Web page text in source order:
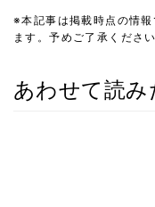
※本記事は掲載時点の情
ます。予めご了承ください
あわせて読み